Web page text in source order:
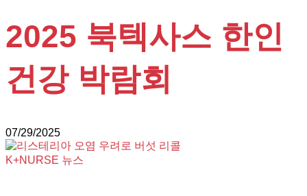
2025 북텍사스 한인
건강 박람회
07/29/2025
K+NURSE 뉴스